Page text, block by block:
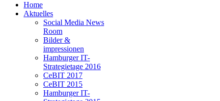
Home
Aktuelles
Social Media News
Room
Bilder &
impressionen
Hamburger IT-
Strategietage 2016
CeBIT 2017
CeBIT 2015
Hamburger IT-